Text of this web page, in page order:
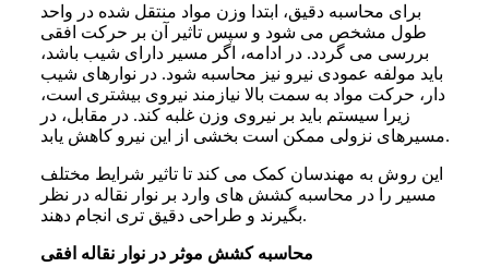
برای محاسبه دقیق، ابتدا وزن مواد منتقل شده در واحد
طول مشخص می شود و سپس تاثیر آن بر حرکت افقی
بررسی می گردد. در ادامه، اگر مسیر دارای شیب باشد،
باید مولفه عمودی نیرو نیز محاسبه شود. در نوارهای شیب
دار، حرکت مواد به سمت بالا نیازمند نیروی بیشتری است،
زیرا سیستم باید بر نیروی وزن غلبه کند. در مقابل، در
مسیرهای نزولی ممکن است بخشی از این نیرو کاهش یابد.
این روش به مهندسان کمک می کند تا تاثیر شرایط مختلف
مسیر را در محاسبه کشش‌ های وارد بر نوار نقاله در نظر
بگیرند و طراحی دقیق تری انجام دهند.
محاسبه کشش موثر در نوار نقاله افقی